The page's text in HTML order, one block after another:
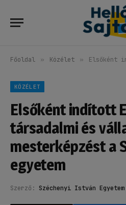
Főoldal » Közélet » Elsőként indított ESG
KÖZÉLET
Elsőként indított
társadalmi és
mesterképzést a
egyetem
Szerző: Széchenyi István Egyetem